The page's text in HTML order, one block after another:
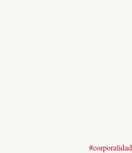
#corporalidad